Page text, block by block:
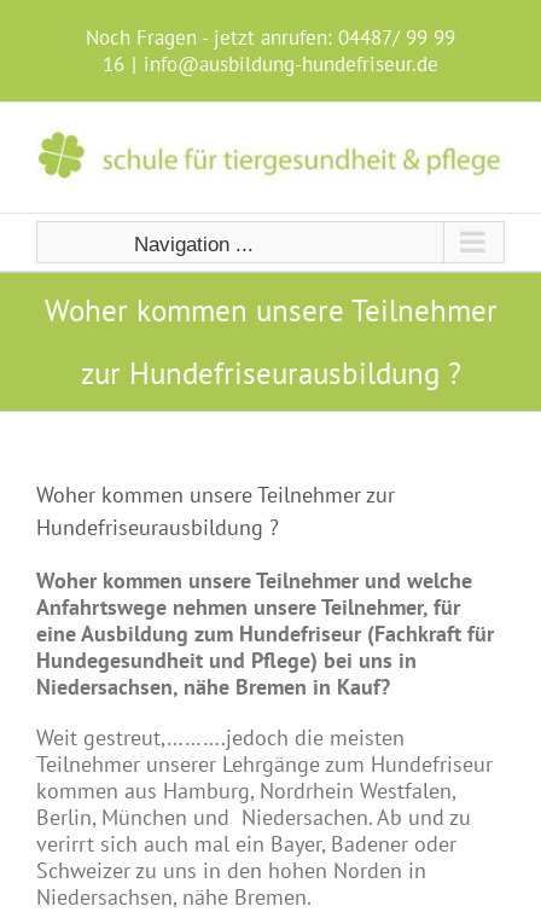
Noch Fragen - jetzt anrufen: 04487/ 99 99
16 | info@ausbildung-hundefriseur.de
Navigation ...
Woher kommen unsere Teilnehmer
zur Hundefriseurausbildung ?
Woher kommen unsere Teilnehmer zur
Hundefriseurausbildung ?
Woher kommen unsere Teilnehmer und welche
Anfahrtswege nehmen unsere Teilnehmer, für
eine Ausbildung zum Hundefriseur (Fachkraft für
Hundegesundheit und Pflege) bei uns in
Niedersachsen, nähe Bremen in Kauf?
Weit gestreut,……….jedoch die meisten
Teilnehmer unserer Lehrgänge zum Hundefriseur
kommen aus Hamburg, Nordrhein Westfalen,
Berlin, München und Niedersachen. Ab und zu
verirrt sich auch mal ein Bayer, Badener oder
Schweizer zu uns in den hohen Norden in
Niedersachsen, nähe Bremen.